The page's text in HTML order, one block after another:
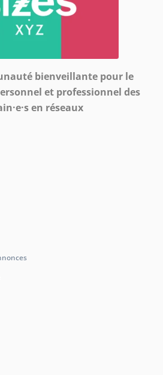
bienveillante pour le
et professionnel des
en réseaux